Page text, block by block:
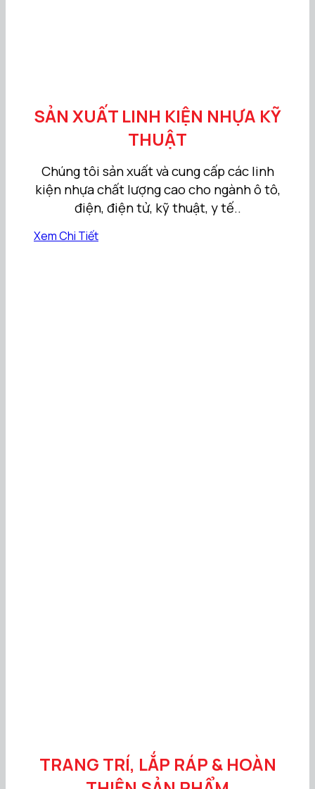
SẢN XUẤT LINH KIỆN NHỰA KỸ
THUẬT
Chúng tôi sản xuất và cung cấp các linh
kiện nhựa chất lượng cao cho ngành ô tô,
điện, điện tử, kỹ thuật, y tế..
Xem Chi Tiết
TRANG TRÍ, LẮP RÁP & HOÀN